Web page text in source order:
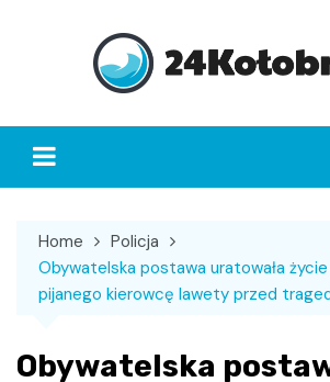
Home
Policja
Obywatelska postawa uratowała
pijanego kierowcę lawety przed
Obywatelska